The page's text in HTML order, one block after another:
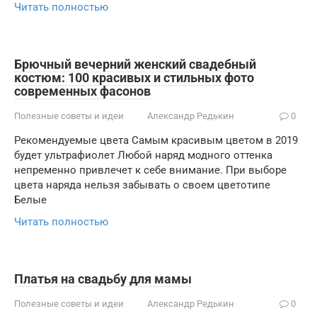
Читать полностью
Брючный вечерний женский свадебный
костюм: 100 красивых и стильных фото
современных фасонов
Полезные советы и идеи Александр Редькин 0
Рекомендуемые цвета Самым красивым цветом в 2019
будет ультрафиолет Любой наряд модного оттенка
непременно привлечет к себе внимание. При выборе
цвета наряда нельзя забывать о своем цветотипе
Белые
Читать полностью
Платья на свадьбу для мамы
Полезные советы и идеи Александр Редькин 0